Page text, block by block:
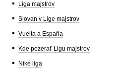
Liga majstrov
Slovan v Lige majstrov
Vuelta a España
Kde pozerať Ligu majstrov
Niké liga